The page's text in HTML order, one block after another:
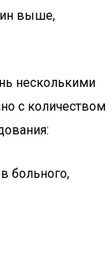
выше,
несколькими
с количеством
больного,